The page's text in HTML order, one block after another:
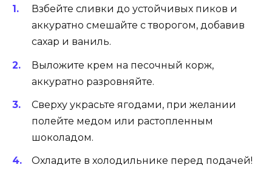
Взбейте сливки до устойчивых пиков и
аккуратно смешайте с творогом, добавив
сахар и ваниль.
Выложите крем на песочный корж,
аккуратно разровняйте.
Сверху украсьте ягодами, при желании
полейте медом или растопленным
шоколадом.
Охладите в холодильнике перед подачей!